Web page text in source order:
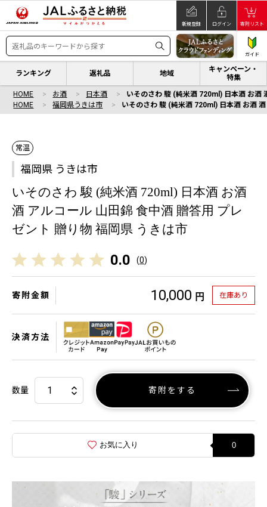
新規登録 ログイン 寄附リスト
ガイド
ランキング 返礼品 地域
キャンペーン・
特集
HOME お酒 日本酒
いそのさわ 駿 (純米酒 720ml) 日本酒 お酒
HOME
福岡県うきは市 いそのさわ 駿 (純米酒 720ml) 日本酒 お酒
常温
福岡県 うきは市
いそのさわ 駿 (純米酒 720ml) 日本酒 お酒
酒 アルコール 山田錦 食中酒 贈答用 プレ
ゼント 贈り物 福岡県 うきは市
0.0 (0)
寄附金額 10,000 円 在庫あり
決済方法
数量 寄附をする
お気に入り 0